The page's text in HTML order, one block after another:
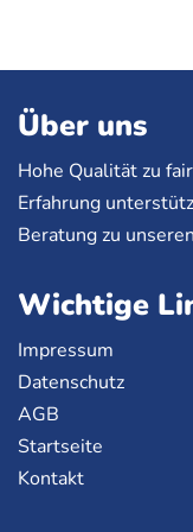
Über uns
Hohe Qualität zu
Erfahrung
Beratung zu
Wichtige
Impressum
Datenschutz
AGB
Startseite
Kontakt